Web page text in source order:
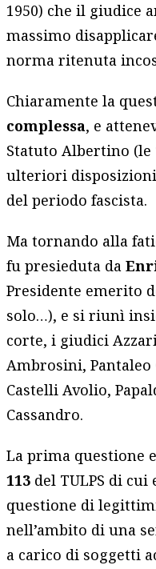
1950) che il giudice
massimo
norma ritenuta
Chiaramente la
complessa, e
Statuto Albertino (le
ulteriori
del periodo fascista.
Ma tornando alla
fu presieduta da
Presidente emerito
solo…), e si riunì
corte, i giudici
Ambrosini,
Castelli Avolio,
Cassandro.
La prima questione
113 del TULPS di
questione di
nell’ambito di una
a carico di soggetti